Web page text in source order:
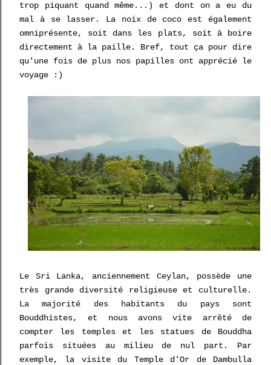
trop piquant quand même...) et dont on a eu du
mal à se lasser. La noix de coco est également
omniprésente, soit dans les plats, soit à boire
directement à la paille. Bref, tout ça pour dire
qu'une fois de plus nos papilles ont apprécié le
voyage :)
Le Sri Lanka, anciennement Ceylan, possède une
très grande diversité religieuse et culturelle.
La majorité des habitants du pays sont
Bouddhistes, et nous avons vite arrêté de
compter les temples et les statues de Bouddha
parfois situées au milieu de nul part. Par
exemple, la visite du Temple d'Or de Dambulla